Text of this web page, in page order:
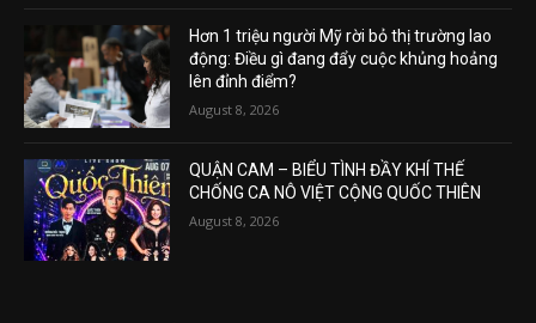
Hơn 1 triệu người Mỹ rời bỏ thị trường lao
động: Điều gì đang đẩy cuộc khủng hoảng
lên đỉnh điểm?
August 8, 2026
QUẬN CAM – BIỂU TÌNH ĐẦY KHÍ THẾ
CHỐNG CA NÔ VIỆT CỘNG QUỐC THIÊN
August 8, 2026